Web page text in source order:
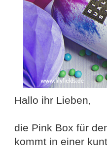
Hallo ihr Lieben,
die Pink Box für
kommt in einer